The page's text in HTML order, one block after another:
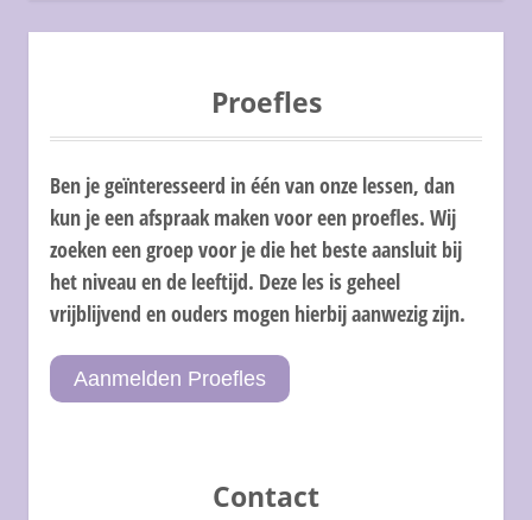
Proefles
Ben je geïnteresseerd in één van onze lessen, dan
kun je een afspraak maken voor een proefles. Wij
zoeken een groep voor je die het beste aansluit bij
het niveau en de leeftijd. Deze les is geheel
vrijblijvend en ouders mogen hierbij aanwezig zijn.
Aanmelden Proefles
Contact